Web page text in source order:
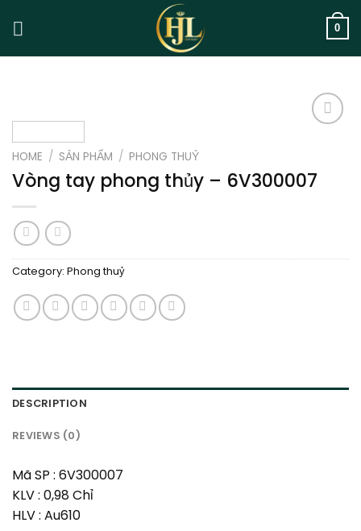
0
HOME / SẢN PHẨM / PHONG THUỶ
Vòng tay phong thủy – 6V300007
Category: Phong thuỷ
DESCRIPTION
REVIEWS (0)
Mã SP : 6V300007
KLV : 0,98 Chỉ
HLV : Au610